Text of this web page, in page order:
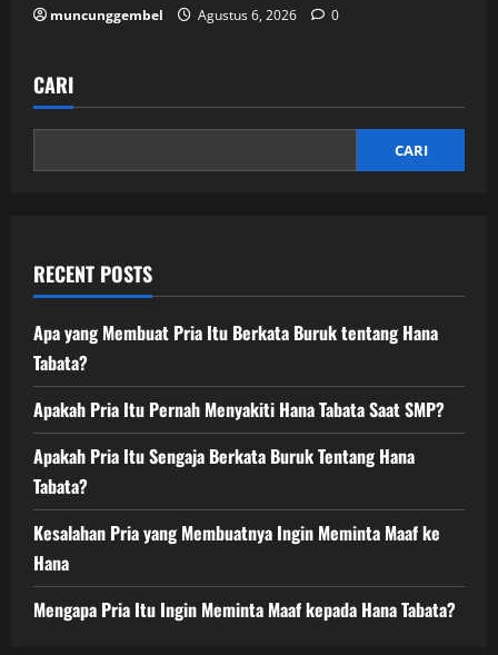
muncunggembel Agustus 6, 2026 0
CARI
CARI
RECENT POSTS
Apa yang Membuat Pria Itu Berkata Buruk tentang Hana
Tabata?
Apakah Pria Itu Pernah Menyakiti Hana Tabata Saat SMP?
Apakah Pria Itu Sengaja Berkata Buruk Tentang Hana
Tabata?
Kesalahan Pria yang Membuatnya Ingin Meminta Maaf ke
Hana
Mengapa Pria Itu Ingin Meminta Maaf kepada Hana Tabata?